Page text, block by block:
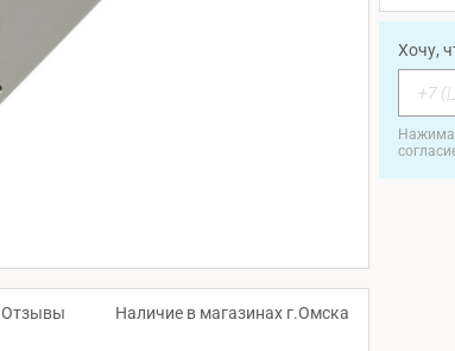
Хочу,
Отзывы Наличие в магазинах г.Омска